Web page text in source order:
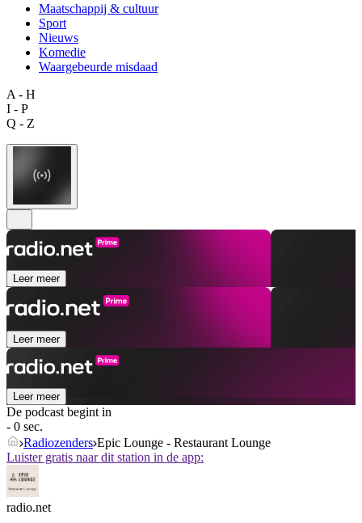
Maatschappij & cultuur
Sport
Nieuws
Komedie
Waargebeurde misdaad
A - H
I - P
Q - Z
Leer meer
Leer meer
Leer meer
De podcast begint in
- 0 sec.
Radiozenders Epic Lounge - Restaurant Lounge
Luister gratis naar dit station in de app:
radio.net